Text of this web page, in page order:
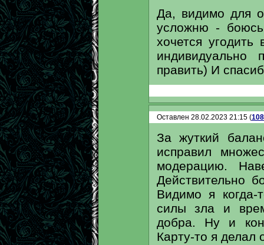
Да, видимо для
усложню - боюсь
хочется
править) И
Оставлен 28.02.2023 21:15 (
За жуткий
исправил
модерацию.
Действительно
Видимо я когда-
силы зла и
добра. Ну и
Карту-то я делал